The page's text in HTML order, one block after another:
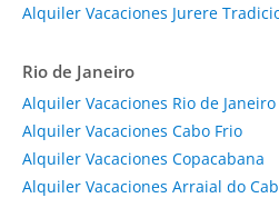
Alquiler Vacaciones Jurere
Rio de Janeiro
Alquiler Vacaciones Rio de Janeiro
Alquiler Vacaciones Cabo Frio
Alquiler Vacaciones Copacabana
Alquiler Vacaciones Arraial do